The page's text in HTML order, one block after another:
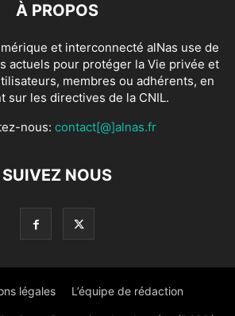
À PROPOS
et interconnecté alNas use de
actuels pour protéger la Vie privée et
membres ou adhérents, en
sur les directives de la CNIL.
nous: contact[@]alnas.fr
SUIVEZ NOUS
légales L’équipe de rédaction